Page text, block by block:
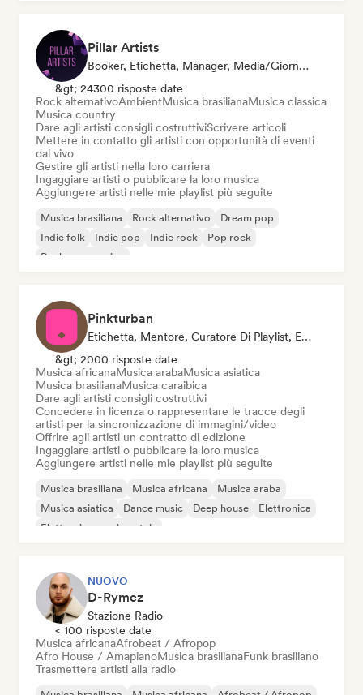
Pillar Artists
Booker, Etichetta, Manager, Media/Giornalista, Mentore, Curatore Di Playlist
&gt; 24300 risposte date
Rock alternativoAmbientMusica brasilianaMusica classica
Musica country
Dare agli artisti consigli costruttiviScrivere articoli
Mettere in contatto gli artisti con opportunità di eventi
dal vivo
Gestire gli artisti nella loro carriera
Ingaggiare artisti o pubblicare la loro musica
Aggiungere artisti nelle mie playlist più seguite
Musica brasiliana Rock alternativo
Dream pop
Indie folk
Indie pop Indie rock
Pop rock
Rock progressivo
Pinkturban
Etichetta, Mentore, Curatore Di Playlist, Editore, Sync Supervisor
&gt; 2000 risposte date
Musica africanaMusica arabaMusica asiatica
Musica brasilianaMusica caraibica
Dare agli artisti consigli costruttivi
Concedere in licenza o rappresentare le tracce degli
artisti per la sincronizzazione di immagini/video
Offrire agli artisti un contratto di edizione
Ingaggiare artisti o pubblicare la loro musica
Aggiungere artisti nelle mie playlist più seguite
Musica brasiliana Musica africana
Musica araba
Musica asiatica
Dance music Deep house
Elettronica
Elettronica sperimentale
NUOVO
D-Rymez
Stazione Radio
< 100 risposte date
Musica africanaAfrobeat / Afropop
Afro House / AmapianoMusica brasilianaFunk brasiliano
Trasmettere artisti alla radio